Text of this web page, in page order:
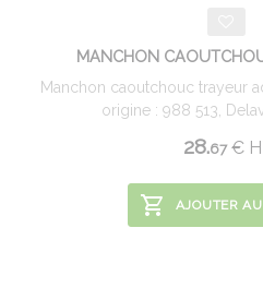
MANCHON
Manchon caoutchouc trayeur
origine : 988 513,
28.67 €
AJOUTER